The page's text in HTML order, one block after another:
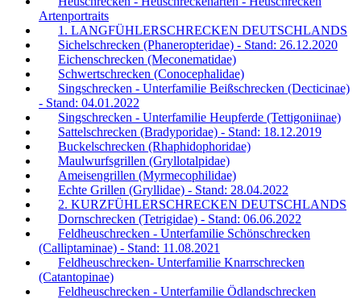
Artenportraits
1. LANGFÜHLERSCHRECKEN DEUTSCHLANDS
Sichelschrecken (Phaneropteridae) - Stand: 26.12.2020
Eichenschrecken (Meconematidae)
Schwertschrecken (Conocephalidae)
Singschrecken - Unterfamilie Beißschrecken (Decticinae)
- Stand: 04.01.2022
Singschrecken - Unterfamilie Heupferde (Tettigoniinae)
Sattelschrecken (Bradyporidae) - Stand: 18.12.2019
Buckelschrecken (Rhaphidophoridae)
Maulwurfsgrillen (Gryllotalpidae)
Ameisengrillen (Myrmecophilidae)
Echte Grillen (Gryllidae) - Stand: 28.04.2022
2. KURZFÜHLERSCHRECKEN DEUTSCHLANDS
Dornschrecken (Tetrigidae) - Stand: 06.06.2022
Feldheuschrecken - Unterfamilie Schönschrecken
(Calliptaminae) - Stand: 11.08.2021
Feldheuschrecken- Unterfamilie Knarrschrecken
(Catantopinae)
Feldheuschrecken - Unterfamilie Ödlandschrecken